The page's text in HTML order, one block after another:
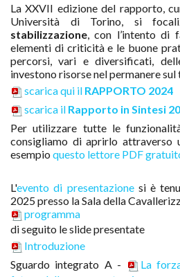
La XXVII edizione del rapporto,
Università di Torino, si
stabilizzazione, con l’intento di
elementi di criticità e le buone
percorsi, vari e diversificati,
investono risorse nel permanere
scarica qui il RAPPORTO 2024
scarica il Rapporto in Sintesi
Per utilizzare tutte le
consigliamo di aprirlo attraverso
esempio questo lettore PDF
L'evento di presentazionesi è
2025 presso la Sala della
programma
di seguito le slide presentate
Introduzione
Sguardo integrato A -
La